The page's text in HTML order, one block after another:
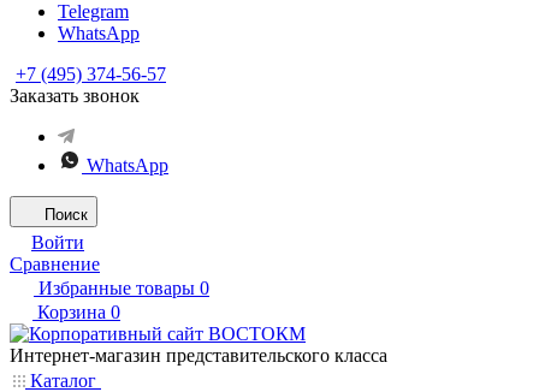
Telegram
WhatsApp
+7 (495) 374-56-57
Заказать звонок
WhatsApp
Поиск
Войти
Сравнение
Избранные товары 0
Корзина 0
Интернет-магазин представительского класса
Каталог